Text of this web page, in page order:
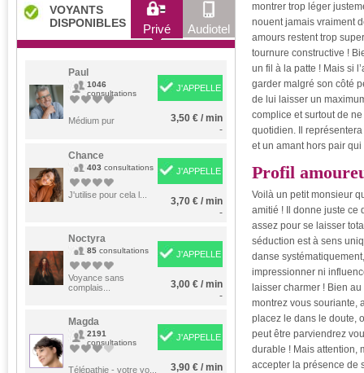
VOYANTS
DISPONIBLES
Privé Audiotel
Paul
1046
consultations
Médium pur
J'APPELLE
3,50 € / min
-
Chance
403 consultations
J'utilise pour cela l...
J'APPELLE
3,70 € / min
-
Noctyra
85 consultations
Voyance sans
complais...
J'APPELLE
3,00 € / min
-
Magda
2191
consultations
Télépathie - votre vo...
J'APPELLE
3,90 € / min
montrer trop léger
nouent jamais vraiment
amours restent trop
tournure constructive !
un fil à la patte ! Mais si
garder malgré son côté
de lui laisser un
complice et surtout de
quotidien. Il
et un amant hors pair
Profil
Voilà un petit monsieur
amitié ! Il donne juste ce
assez pour se laisser
séduction est à sens
danse
impressionner ni
laisser charmer ! Bien
montrez vous souriante,
placez le dans le doute,
peut être parviendrez
durable ! Mais attention,
accepter la présence de